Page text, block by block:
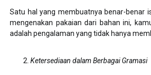
Satu hal yang membuatnya benar-benar
mengenakan pakaian dari bahan ini,
adalah pengalaman yang tidak hanya
Ketersediaan dalam Berbagai Gramasi